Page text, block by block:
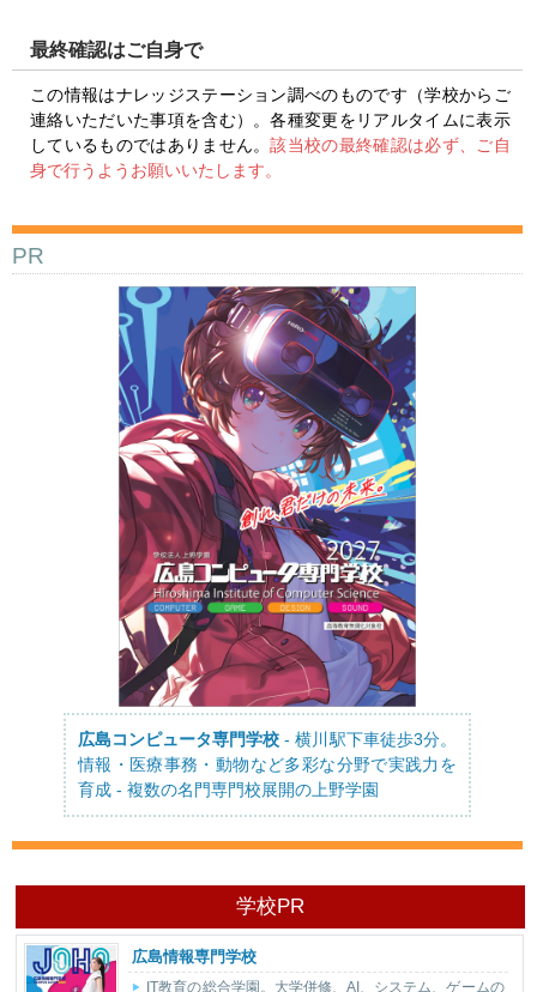
最終確認はご自身で
この情報はナレッジステーション調べのものです（学校からご
連絡いただいた事項を含む）。各種変更をリアルタイムに表示
しているものではありません。該当校の最終確認は必ず、ご自
身で行うようお願いいたします。
PR
広島コンピュータ専門学校 - 横川駅下車徒歩3分。
情報・医療事務・動物など多彩な分野で実践力を
育成 - 複数の名門専門校展開の上野学園
学校PR
広島情報専門学校
IT教育の総合学園。大学併修、AI、システム、ゲームの